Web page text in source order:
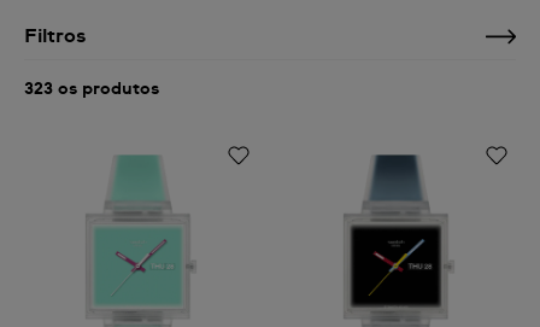
Filtros
323 os produtos